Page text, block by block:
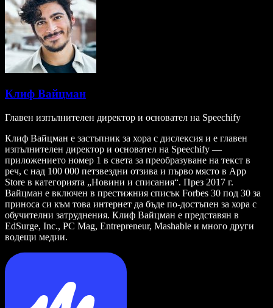
Клиф Вайцман
Главен изпълнителен директор и основател на Speechify
Клиф Вайцман е застъпник за хора с дислексия и е главен
изпълнителен директор и основател на Speechify —
приложението номер 1 в света за преобразуване на текст в
реч, с над 100 000 петзвездни отзива и първо място в App
Store в категорията „Новини и списания“. През 2017 г.
Вайцман е включен в престижния списък Forbes 30 под 30 за
приноса си към това интернет да бъде по-достъпен за хора с
обучителни затруднения. Клиф Вайцман е представян в
EdSurge, Inc., PC Mag, Entrepreneur, Mashable и много други
водещи медии.